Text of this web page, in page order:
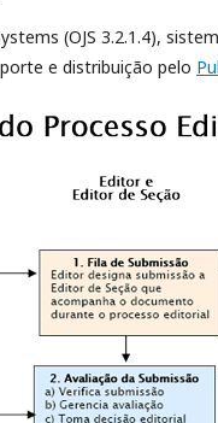
(OJS 3.2.1.4),
e distribuição pelo